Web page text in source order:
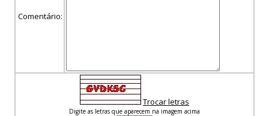
Comentário:
Trocar letras
Digite as letras que aparecem na imagem acima